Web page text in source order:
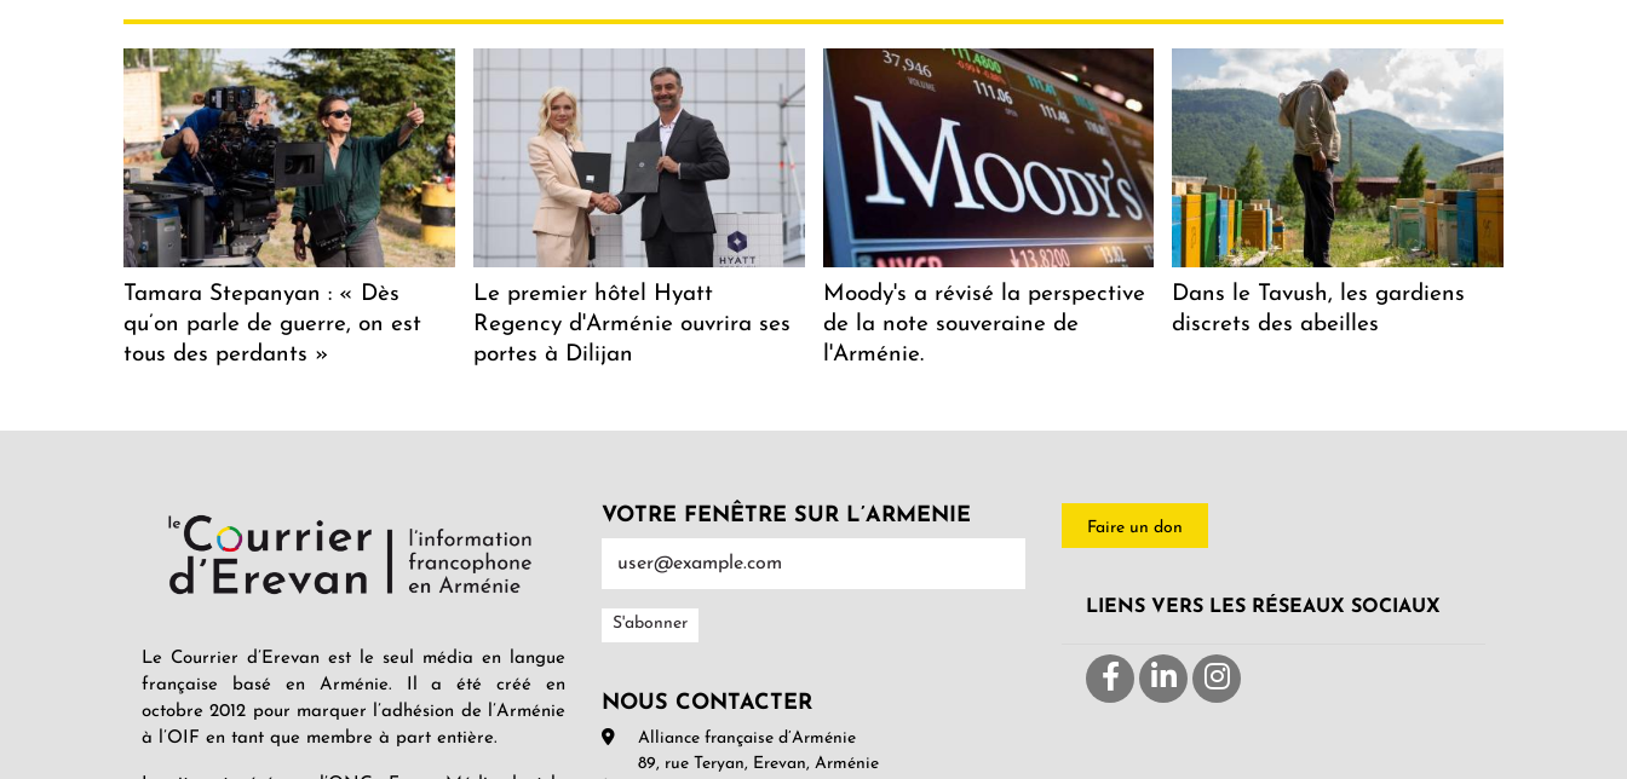
Tamara Stepanyan : « Dès
qu’on parle de guerre, on est
tous des perdants »
Le premier hôtel Hyatt
Regency d'Arménie ouvrira ses
portes à Dilijan
Moody's a révisé la perspective
de la note souveraine de
l'Arménie.
Dans le Tavush, les gardiens
discrets des abeilles
Le Courrier d’Erevan est le seul média en langue
française basé en Arménie. Il a été créé en
octobre 2012 pour marquer l’adhésion de l’Arménie
à l’OIF en tant que membre à part entière.
VOTRE FENÊTRE SUR L’ARMENIE
NOUS CONTACTER
Alliance française d’Arménie
89, rue Teryan, Erevan, Arménie
Faire un don
LIENS VERS LES RÉSEAUX SOCIAUX